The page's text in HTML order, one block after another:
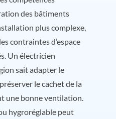
des bâtiments
plus complexe,
contraintes d’espace
Un électricien
sait adapter le
le cachet de la
une bonne ventilation.
hygroréglable peut